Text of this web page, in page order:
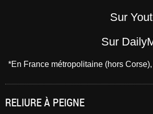
Sur
Sur
*En France métropolitaine (hors
RELIURE À PEIGNE